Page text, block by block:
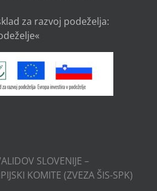
za razvoj podeželja:
SLOVENIJE –
KOMITE (ZVEZA ŠIS-SPK)